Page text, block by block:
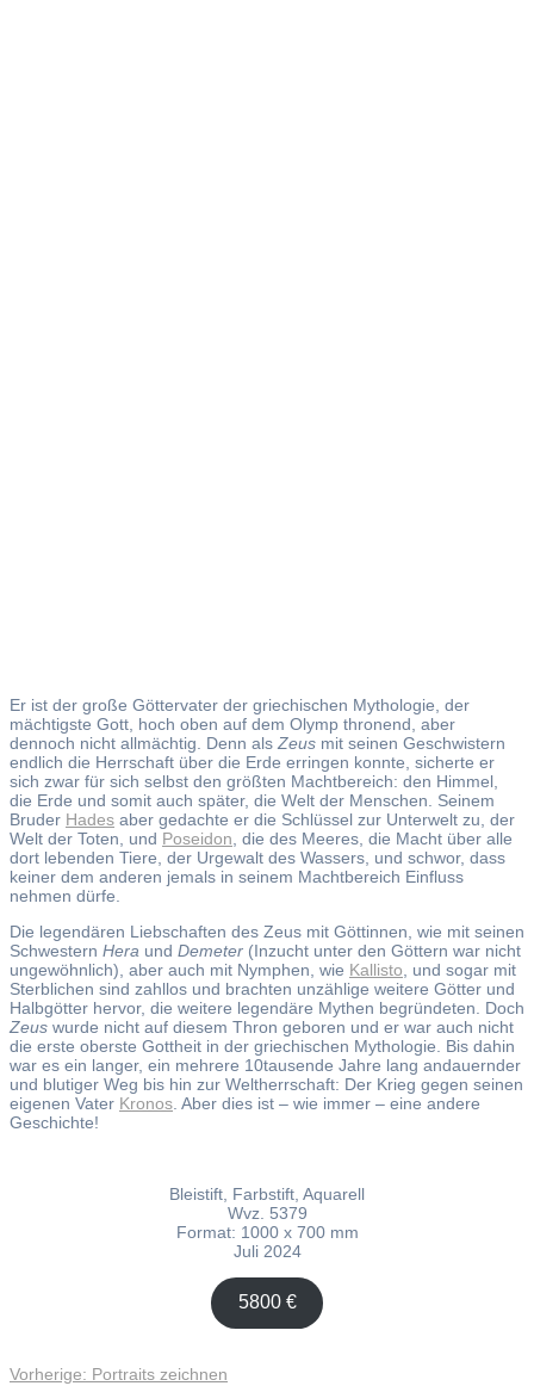
Er ist der große Göttervater der griechischen Mythologie, der
mächtigste Gott, hoch oben auf dem Olymp thronend, aber
dennoch nicht allmächtig. Denn als Zeus mit seinen Geschwistern
endlich die Herrschaft über die Erde erringen konnte, sicherte er
sich zwar für sich selbst den größten Machtbereich: den Himmel,
die Erde und somit auch später, die Welt der Menschen. Seinem
Bruder Hades aber gedachte er die Schlüssel zur Unterwelt zu, der
Welt der Toten, und Poseidon , die des Meeres, die Macht über alle
dort lebenden Tiere, der Urgewalt des Wassers, und schwor, dass
keiner dem anderen jemals in seinem Machtbereich Einfluss
nehmen dürfe.
Die legendären Liebschaften des Zeus mit Göttinnen, wie mit seinen
Schwestern Hera und Demeter (Inzucht unter den Göttern war nicht
ungewöhnlich), aber auch mit Nymphen, wie Kallisto , und sogar mit
Sterblichen sind zahllos und brachten unzählige weitere Götter und
Halbgötter hervor, die weitere legendäre Mythen begründeten. Doch
Zeus wurde nicht auf diesem Thron geboren und er war auch nicht
die erste oberste Gottheit in der griechischen Mythologie. Bis dahin
war es ein langer, ein mehrere 10tausende Jahre lang andauernder
und blutiger Weg bis hin zur Weltherrschaft: Der Krieg gegen seinen
eigenen Vater Kronos . Aber dies ist – wie immer – eine andere
Geschichte!
Bleistift, Farbstift, Aquarell
Wvz. 5379
Format: 1000 x 700 mm
Juli 2024
5800 €
Vorherige: Vorheriger
Portraits zeichnen